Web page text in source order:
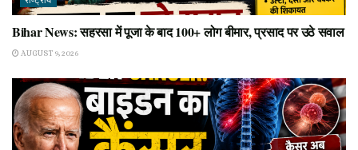
Bihar News: सहरसा में पूजा के बाद 100+ लोग बीमार, प्रसाद पर उठे सवाल
AUGUST 9, 2026